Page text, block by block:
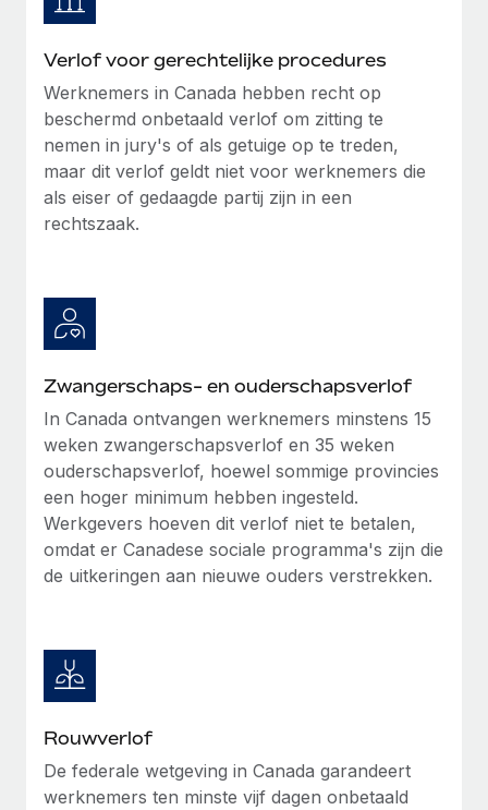
Verlof voor gerechtelijke procedures
Werknemers in Canada hebben recht op
beschermd onbetaald verlof om zitting te
nemen in jury's of als getuige op te treden,
maar dit verlof geldt niet voor werknemers die
als eiser of gedaagde partij zijn in een
rechtszaak.
Zwangerschaps- en ouderschapsverlof
In Canada ontvangen werknemers minstens 15
weken zwangerschapsverlof en 35 weken
ouderschapsverlof, hoewel sommige provincies
een hoger minimum hebben ingesteld.
Werkgevers hoeven dit verlof niet te betalen,
omdat er Canadese sociale programma's zijn die
de uitkeringen aan nieuwe ouders verstrekken.
Rouwverlof
De federale wetgeving in Canada garandeert
werknemers ten minste vijf dagen onbetaald